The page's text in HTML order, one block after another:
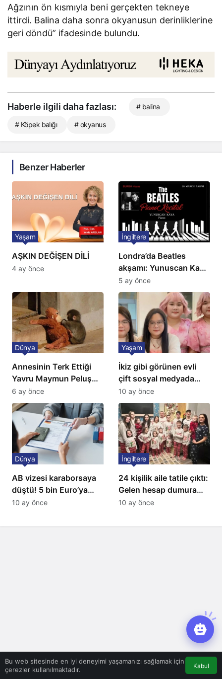
Ağzının ön kısmıyla beni gerçekten tekneye
ittirdi. Balina daha sonra okyanusun derinliklerine
geri döndü” ifadesinde bulundu.
Haberle ilgili daha fazlası: # balina
# Köpek balığı # okyanus
Benzer Haberler
AŞKIN DEĞİŞEN DİLİ
Yaşam
4 ay önce
Londra’da Beatles
akşamı: Yunuscan Kaya
klasik yorumuyla
sahnede
İngiltere
5 ay önce
Annesinin Terk Ettiği
Yavru Maymun Peluş
Oyuncağını Anne Bildi
Dünya
6 ay önce
İkiz gibi görünen evli
çift sosyal medyada
gündem oldu
Yaşam
10 ay önce
AB vizesi karaborsaya
düştü! 5 bin Euro’ya
varan fiyatlarla
Dünya
10 ay önce
24 kişilik aile tatile çıktı:
Gelen hesap dumura
uğrattı
İngiltere
10 ay önce
Bu web sitesinde en iyi deneyimi yaşamanızı sağlamak için
çerezler kullanılmaktadır.
Kabul